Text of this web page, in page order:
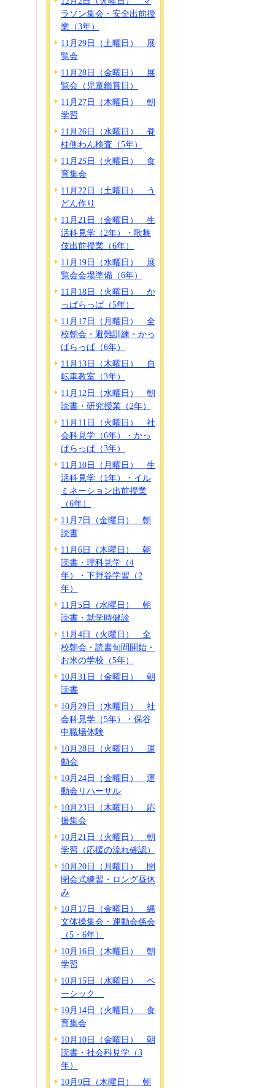
ラソン集会・安全出前授
業（3年）
11月29日（土曜日） 展
覧会
11月28日（金曜日） 展
覧会（児童鑑賞日）
11月27日（木曜日） 朝
学習
11月26日（水曜日） 脊
柱側わん検査（5年）
11月25日（火曜日） 食
育集会
11月22日（土曜日） う
どん作り
11月21日（金曜日） 生
活科見学（2年）・歌舞
伎出前授業（6年）
11月19日（水曜日） 展
覧会会場準備（6年）
11月18日（火曜日） か
っぱらっぱ（5年）
11月17日（月曜日） 全
校朝会・避難訓練・かっ
ぱらっぱ（6年）
11月13日（木曜日） 自
転車教室（3年）
11月12日（水曜日） 朝
読書・研究授業（2年）
11月11日（火曜日） 社
会科見学（6年）・かっ
ぱらっぱ（3年）
11月10日（月曜日） 生
活科見学（1年）・イル
ミネーション出前授業
（6年）
11月7日（金曜日） 朝
読書
11月6日（木曜日） 朝
読書・理科見学（4
年）・下野谷学習（2
年）
11月5日（水曜日） 朝
読書・就学時健診
11月4日（火曜日） 全
校朝会・読書旬間開始・
お米の学校（5年）
10月31日（金曜日） 朝
読書
10月29日（水曜日） 社
会科見学（5年）・保谷
中職場体験
10月28日（火曜日） 運
動会
10月24日（金曜日） 運
動会リハーサル
10月23日（木曜日） 応
援集会
10月21日（火曜日） 朝
学習（応援の流れ確認）
10月20日（月曜日） 開
閉会式練習・ロング昼休
み
10月17日（金曜日） 縄
文体操集会・運動会係会
（5・6年）
10月16日（木曜日） 朝
学習
10月15日（水曜日） ベ
ーシック
10月14日（火曜日） 食
育集会
10月10日（金曜日） 朝
読書・社会科見学（3
年）
10月9日（木曜日） 朝